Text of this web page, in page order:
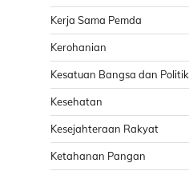
Kerja Sama Pemda
Kerohanian
Kesatuan Bangsa dan Politik
Kesehatan
Kesejahteraan Rakyat
Ketahanan Pangan